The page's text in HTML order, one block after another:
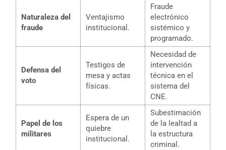
Naturaleza del
fraude
Ventajismo
institucional.
Fraude
electrónico
sistémico y
programado.
Defensa del
voto
Testigos de
mesa y actas
físicas.
Necesidad de
intervención
técnica en el
sistema del
CNE.
Papel de los
militares
Espera de un
quiebre
institucional.
Subestimación
de la lealtad a
la estructura
criminal.